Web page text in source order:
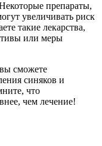
препараты,
увеличивать риск
такие лекарства,
или меры
сможете
синяков и
что
чем лечение!